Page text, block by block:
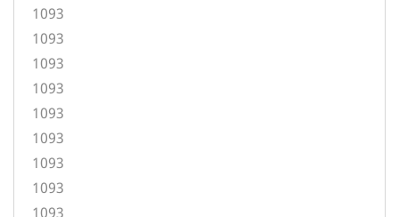
1093
1093
1093
1093
1093
1093
1093
1093
1093